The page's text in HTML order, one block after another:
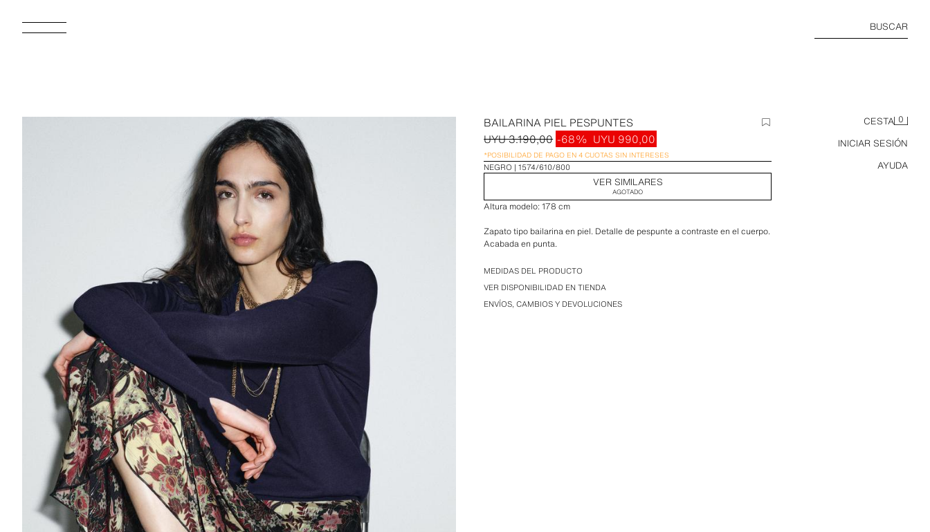
BUSCAR
CESTA 0
INICIAR SESIÓN
AYUDA
BAILARINA PIEL PESPUNTES
UYU 3.190,00 -68% UYU 990,00
*POSIBILIDAD DE PAGO EN 4 CUOTAS SIN INTERESES
NEGRO 1574/610/800
VER SIMILARES
AGOTADO
Altura modelo: 178 cm
Zapato tipo bailarina en piel. Detalle de pespunte a contraste en el cuerpo.
Acabada en punta.
Altura de la suela: 0,5 cm
MEDIDAS DEL PRODUCTO
VER DISPONIBILIDAD EN TIENDA
ENVÍOS, CAMBIOS Y DEVOLUCIONES